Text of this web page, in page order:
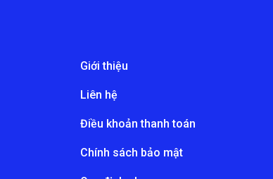
Giới thiệu
Liên hệ
Điều khoản thanh toán
Chính sách bảo mật